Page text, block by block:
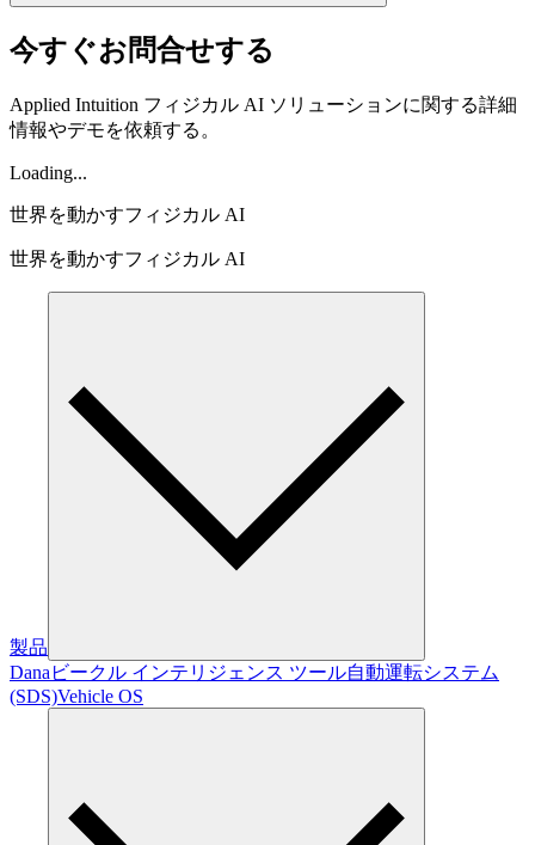
今すぐお問合せする
Applied Intuition フィジカル AI ソリューションに関する詳細
情報やデモを依頼する。
Loading...
世界を動かすフィジカル AI
世界を動かすフィジカル AI
製品
Dana ビークル インテリジェンス ツール自動運転システム
(SDS)Vehicle OS